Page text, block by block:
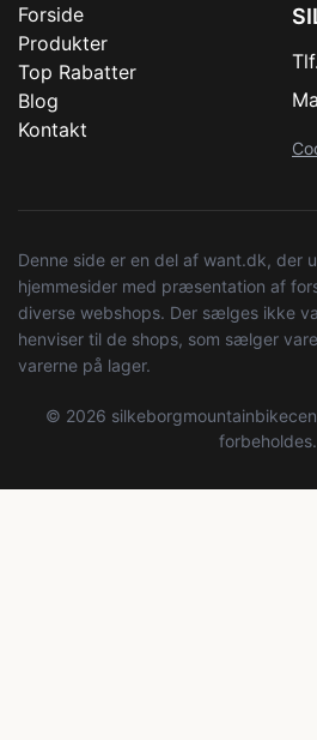
Forside
Produkter
Top Rabatter
Blog
Kontakt
Denne side er en del af want.dk, der
hjemmesider med præsentation af
diverse webshops. Der sælges ikke
henviser til de shops, som sælger
varerne på lager.
© 2026
forbeholdes.